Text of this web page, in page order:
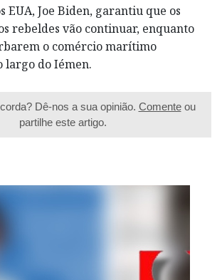
EUA, Joe Biden, garantiu que os
rebeldes vão continuar, enquanto
o comércio marítimo
largo do Iémen.
Dê-nos a sua opinião. Comenteou
partilhe este artigo.